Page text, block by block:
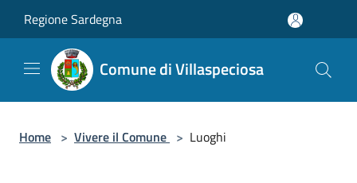
Regione Sardegna
Comune di Villaspeciosa
Home > Vivere il Comune > Luoghi